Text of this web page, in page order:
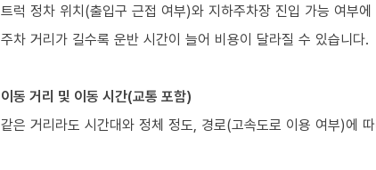
트럭 정차 위치(출입구 근접 여부)와 지하주차장 진입 가능 여부
주차 거리가 길수록 운반 시간이 늘어 비용이 달라질 수 있습니다.
이동 거리 및 이동 시간(교통 포함)
같은 거리라도 시간대와 정체 정도, 경로(고속도로 이용 여부)에